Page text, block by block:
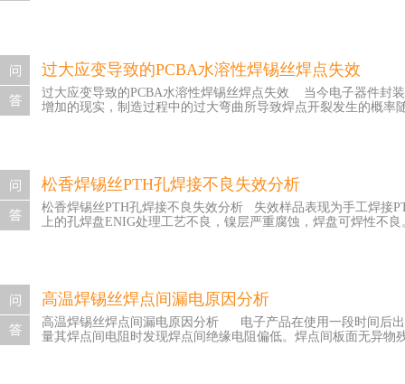
锡业有限公司，电话：400-9957-898，网址：http://
过大应变导致的PCBA水溶性焊锡丝焊点失效
过大应变导致的PCBA水溶性焊锡丝焊点失效 当今电子器件封
增加的现实，制造过程中的过大弯曲所导致焊点开裂发生的概
部各部分之间的相互约束，使其不能完全自由胀缩而产生的应
括把应变片粘贴在印制板上，然后让贴装好应变片的PCBA经受
中要进行确认并采取改善措施。 详情请咨询深圳市兴鸿泰锡业
松香焊锡丝PTH孔焊接不良失效分析
松香焊锡丝PTH孔焊接不良失效分析 失效样品表现为手工焊接
上的孔焊盘ENIG处理工艺不良，镍层严重腐蚀，焊盘可焊性不
锡丝也会出现同类问题，因此焊接时要多加注意。 详情请咨
http://www.xht01.com/serverst/cjwt/1011.html
高温焊锡丝焊点间漏电原因分析
高温焊锡丝焊点间漏电原因分析 电子产品在使用一段时间后
量其焊点间电阻时发现焊点间绝缘电阻偏低。焊点间板面无异